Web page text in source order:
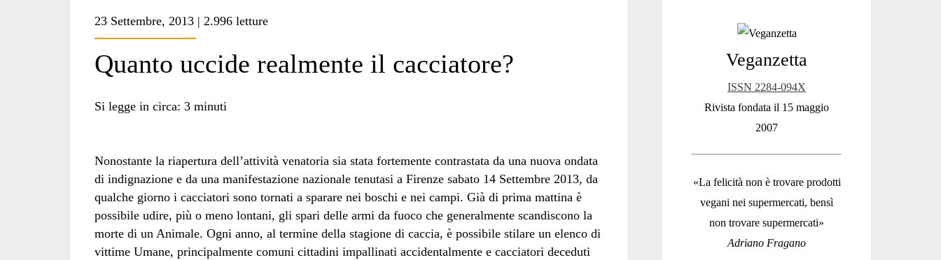
<span>divieto
caccia</span>
23 Settembre, 2013 | 2.996 letture
Quanto uccide realmente il cacciatore?
Si legge in circa: 3 minuti
Nonostante la riapertura dell’attività venatoria sia stata fortemente contrastata da una nuova ondata
di indignazione e da una manifestazione nazionale tenutasi a Firenze sabato 14 Settembre 2013, da
qualche giorno i cacciatori sono tornati a sparare nei boschi e nei campi. Già di prima mattina è
possibile udire, più o meno lontani, gli spari delle armi da fuoco che generalmente scandiscono la
morte di un Animale. Ogni anno, al termine della stagione di caccia, è possibile stilare un elenco di
vittime Umane, principalmente comuni cittadini impallinati accidentalmente e cacciatori deceduti
Primary
Sidebar
Veganzetta
ISSN 2284-094X
Rivista fondata il 15 maggio
2007
«La felicità non è trovare prodotti
vegani nei supermercati, bensì
non trovare supermercati»
Adriano Fragano